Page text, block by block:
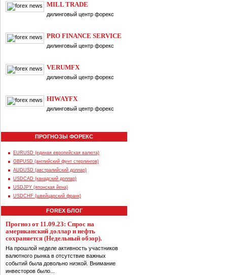
MILL TRADE
дилинговый центр форекс
PRO FINANCE SERVICE
дилинговый центр форекс
VERUMFX
дилинговый центр форекс
HIWAYFX
дилинговый центр форекс
ПРОГНОЗЫ ФОРЕКС
EURUSD (единая европейская валюта)
GBPUSD (английский фунт стерлингов)
AUDUSD (австралийский доллар)
USDCAD (канадский доллар)
USDJPY (японская йена)
USDCHF (швейцарский франк)
FOREX БЛОГ
Прогноз от 11.09.23: Спрос на
американский доллар и нефть
сохраняется (Недельный обзор).
На прошлой неделе активность участников
валютного рынка в отсутствие важных
событий была довольно низкой. Внимание
инвесторов было...